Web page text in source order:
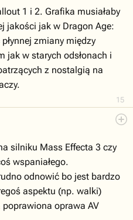
15
1 i 2. Grafika musiałaby
jakości jak w Dragon Age:
zmiany między
jak w starych odsłonach i
z nostalgią na
silniku Mass Effecta 3 czy
wspaniałego.
odnowić bo jest bardzo
aspektu (np. walki)
poprawiona oprawa AV